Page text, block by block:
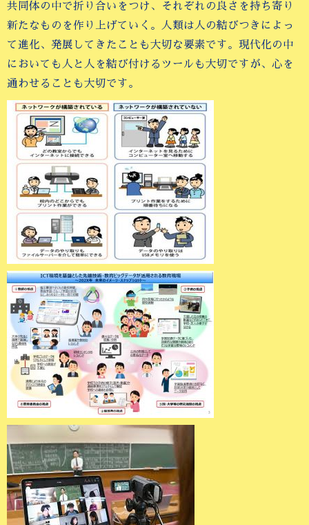
共同体の中で折り合いをつけ、それぞれの良さを持ち寄り
新たなものを作り上げていく。人類は人の結びつきによっ
て進化、発展してきたことも大切な要素です。現代化の中
においても人と人を結び付けるツールも大切ですが、心を
通わせることも大切です。